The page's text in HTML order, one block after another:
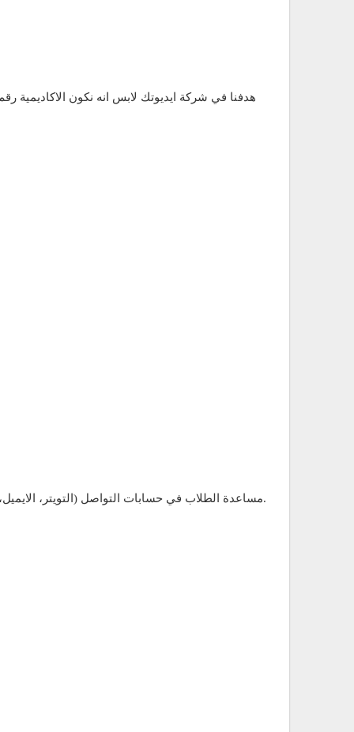
مساعدة الطلاب في حسابات التواصل (التويتر، الايميل، الانستجرام، السناب) عبر الرسائل الخاصة لمساعدتهم في تعلم اللغة الانجليزية و طرق اجتياز اختبار الايلتس و التوفل بكل تفصيل.